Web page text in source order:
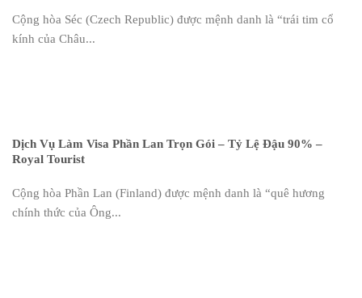
Cộng hòa Séc (Czech Republic) được mệnh danh là “trái tim cổ
kính của Châu...
Dịch Vụ Làm Visa Phần Lan Trọn Gói – Tỷ Lệ Đậu 90% –
Royal Tourist
Cộng hòa Phần Lan (Finland) được mệnh danh là “quê hương
chính thức của Ông...